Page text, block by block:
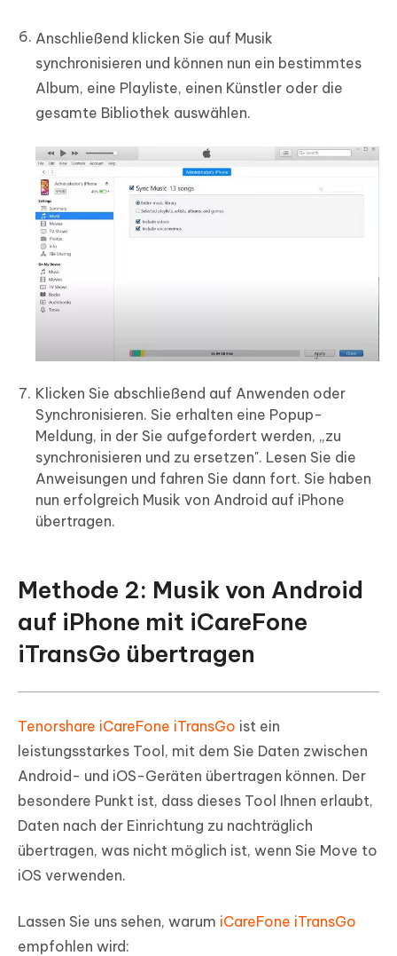
Anschließend klicken Sie auf Musik
synchronisieren und können nun ein bestimmtes
Album, eine Playliste, einen Künstler oder die
gesamte Bibliothek auswählen.
Klicken Sie abschließend auf Anwenden oder
Synchronisieren. Sie erhalten eine Popup-
Meldung, in der Sie aufgefordert werden, „zu
synchronisieren und zu ersetzen". Lesen Sie die
Anweisungen und fahren Sie dann fort. Sie haben
nun erfolgreich Musik von Android auf iPhone
übertragen.
Methode 2: Musik von Android
auf iPhone mit iCareFone
iTransGo übertragen
Tenorshare iCareFone iTransGo ist ein
leistungsstarkes Tool, mit dem Sie Daten zwischen
Android- und iOS-Geräten übertragen können. Der
besondere Punkt ist, dass dieses Tool Ihnen erlaubt,
Daten nach der Einrichtung zu nachträglich
übertragen, was nicht möglich ist, wenn Sie Move to
iOS verwenden.
Lassen Sie uns sehen, warum iCareFone iTransGo
empfohlen wird: